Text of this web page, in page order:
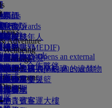
活動
機場迎賓 Opens an external
tab
服務
票價
程式
預訂
座位
接送
礙出行
續
手續選項
南
意事項
證明書 (MEDIF)
合酋長國 (UAE) 內的違禁物
空 3 號客運大樓
行李限額
行李限額
服務
授權
客艙
上體驗
視
空服務
合
旅程
貴賓室
貴賓室
的貴賓室
行
的未成年人
兒票價規則
座椅及嬰兒籃
媒體中心 Opens an external
tab
度
Adventure
Wellbeing
Heritage
夥伴
合作夥伴
地
地
期
化假期
Skywards
數
卡
公司
Rewards
方式
消
照協助
訴
或損壞支援
服務
酋航空航班
絡和代碼共享航班
他產品
與要求
物